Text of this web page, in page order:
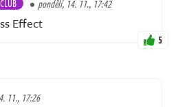
pondělí, 14. 11., 17:42
Effect
5
11., 17:26